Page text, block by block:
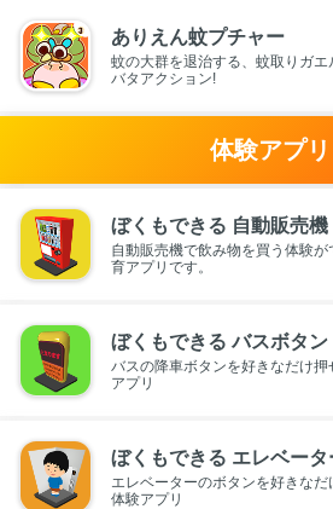
ありえん蚊プチャー
蚊の大群を退治する、蚊取りガエ
バタアクション!
体験アプリ
ぼくもできる 自動販売機
自動販売機で飲み物を買う体験が
育アプリです。
ぼくもできる バスボタン
バスの降車ボタンを好きなだけ押
アプリ
ぼくもできる エレベータ
エレベーターのボタンを好きなだ
体験アプリ